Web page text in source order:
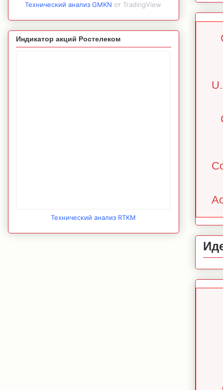
Технический анализ GMKN от TradingView
Индикатор акций Ростелеком
Технический анализ RTKM